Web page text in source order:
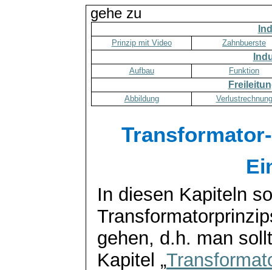
gehe zu
Prinzip mit Video Zahnbuerste
Aufbau Funktion
Abbildung Verlustrechnung
In diesen Kapiteln
gehen, d.h. man
Kapitel „